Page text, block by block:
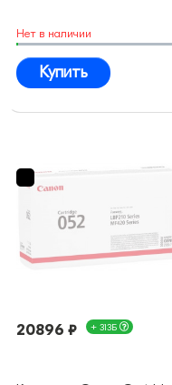
Нет в наличии
Купить
20896 ₽ + 313Б